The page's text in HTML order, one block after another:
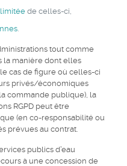
de celles-ci,
.
tout comme
la manière dont elles
cas de figure où celles-ci
privés/économiques
commande publique), la
RGPD peut être
(en co-responsabilité ou
prévues au contrat.
publics d’eau
à une concession de